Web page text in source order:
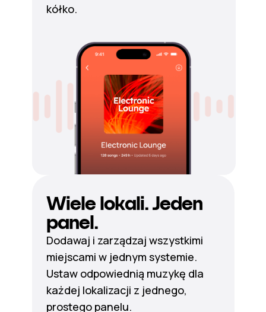
kółko.
Wiele lokali. Jeden
panel.
Dodawaj i zarządzaj wszystkimi
miejscami w jednym systemie.
Ustaw odpowiednią muzykę dla
każdej lokalizacji z jednego,
prostego panelu.